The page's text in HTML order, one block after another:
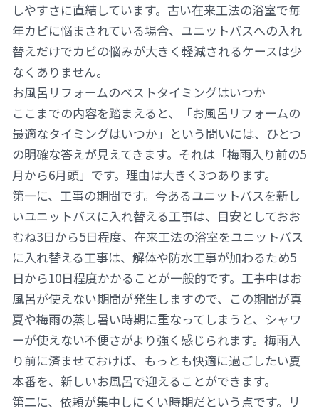
しやすさに直結しています。古い在来工法の浴室で毎
年カビに悩まされている場合、ユニットバスへの入れ
替えだけでカビの悩みが大きく軽減されるケースは少
なくありません。
お風呂リフォームのベストタイミングはいつか
ここまでの内容を踏まえると、「お風呂リフォームの
最適なタイミングはいつか」という問いには、ひとつ
の明確な答えが見えてきます。それは「梅雨入り前の5
月から6月頭」です。理由は大きく3つあります。
第一に、工事の期間です。今あるユニットバスを新し
いユニットバスに入れ替える工事は、目安としておお
むね3日から5日程度、在来工法の浴室をユニットバス
に入れ替える工事は、解体や防水工事が加わるため5
日から10日程度かかることが一般的です。工事中はお
風呂が使えない期間が発生しますので、この期間が真
夏や梅雨の蒸し暑い時期に重なってしまうと、シャワ
ーが使えない不便さがより強く感じられます。梅雨入
り前に済ませておけば、もっとも快適に過ごしたい夏
本番を、新しいお風呂で迎えることができます。
第二に、依頼が集中しにくい時期だという点です。リ